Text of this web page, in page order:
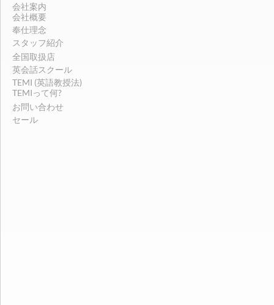
会社案内
会社概要
奉仕理念
スタッフ紹介
全国取扱店
英会話スクール
TEMI (英語教授法)
TEMIって何?
お問い合わせ
セール